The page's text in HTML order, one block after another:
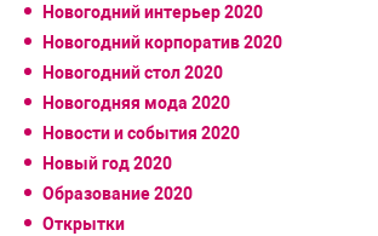
Новогодний интерьер 2020
Новогодний корпоратив 2020
Новогодний стол 2020
Новогодняя мода 2020
Новости и события 2020
Новый год 2020
Образование 2020
Открытки